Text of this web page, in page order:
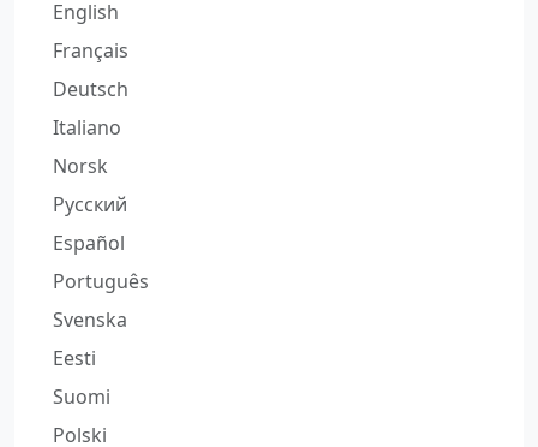
English
Français
Deutsch
Italiano
Norsk
Русский
Español
Português
Svenska
Eesti
Suomi
Polski